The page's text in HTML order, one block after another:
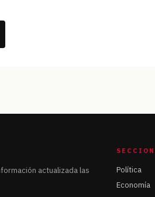
actualizada las
Política
Economía